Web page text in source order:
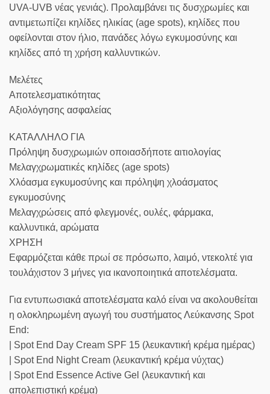
UVA-UVB νέας γενιάς). Προλαμβάνει τις δυσχρωμίες και
αντιμετωπίζει κηλίδες ηλικίας (age spots), κηλίδες που
οφείλονται στον ήλιο, πανάδες λόγω εγκυμοσύνης και
κηλίδες από τη χρήση καλλυντικών.
Μελέτες
Αποτελεσματικότητας
Αξιολόγησης ασφαλείας
ΚΑΤΑΛΛΗΛΟ ΓΙΑ
Πρόληψη δυσχρωμιών οποιασδήποτε αιτιολογίας
Μελαγχρωματικές κηλίδες (age spots)
Χλόασμα εγκυμοσύνης και πρόληψη χλοάσματος
εγκυμοσύνης
Μελαγχρώσεις από φλεγμονές, ουλές, φάρμακα,
καλλυντικά, αρώματα
ΧΡΗΣΗ
Εφαρμόζεται κάθε πρωί σε πρόσωπο, λαιμό, ντεκολτέ για
τουλάχιστον 3 μήνες για ικανοποιητικά αποτελέσματα.
Για εντυπωσιακά αποτελέσματα καλό είναι να ακολουθείται
η ολοκληρωμένη αγωγή του συστήματος Λεύκανσης Spot
End:
| Spot End Day Cream SPF 15 (λευκαντική κρέμα ημέρας)
| Spot End Night Cream (λευκαντική κρέμα νύχτας)
| Spot End Essence Active Gel (λευκαντική και
απολεπιστική κρέμα)